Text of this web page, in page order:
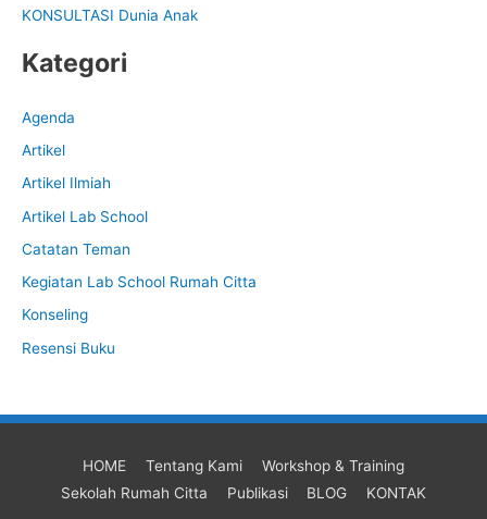
:KONSULTASI Dunia Anak
Kategori
Agenda
Artikel
Artikel Ilmiah
Artikel Lab School
Catatan Teman
Kegiatan Lab School Rumah Citta
Konseling
Resensi Buku
HOME Tentang Kami
Workshop & Training
Sekolah Rumah Citta
Publikasi BLOG KONTAK